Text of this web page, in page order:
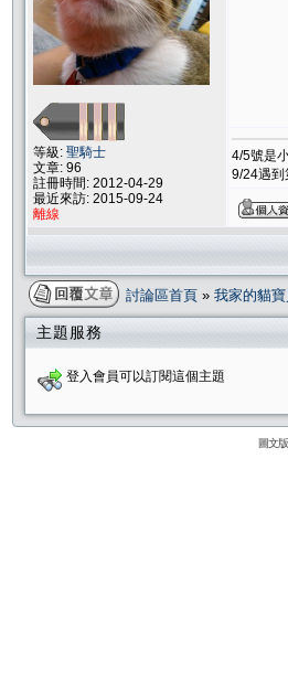
等級: 聖騎士
文章: 96
註冊時間: 2012-04-29
最近來訪: 2015-09-24
離線
4/5號是
9/24遇到
討論區首頁 » 我家的貓寶
主題服務
登入會員可以訂閱這個主題
圖文